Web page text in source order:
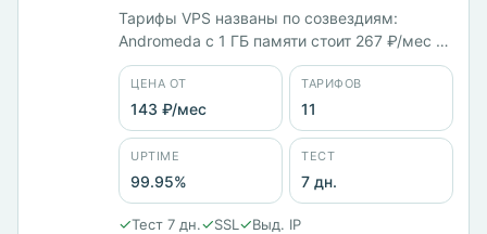
Тарифы VPS названы по созвездиям:
Andromeda с 1 ГБ памяти стоит 267 ₽/мес на
KVM, Cassiopeia с 2 ГБ — 445 ₽/мес, DELTA
на Hyper-V с 2 ядрами и 4 ГБ — 960 ₽/мес.
Работает с 1999 года, юрлицо ООО
«МАСТЕРХОСТ», серверы в России. Панель
собственная, заявленный uptime 99,95%.
ЦЕНА ОТ
143 ₽/мес
ТАРИФОВ
11
UPTIME
99.95%
ТЕСТ
7 дн.
✓Тест 7 дн.✓SSL ✓Выд. IP